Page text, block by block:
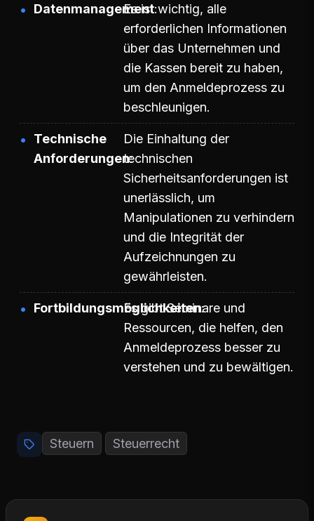
DatenmanagementEs ist wichtig, alle
erforderlichen Informationen
über das Unternehmen und
die Kassen bereit zu haben,
um den Anmeldeprozess zu
beschleunigen.
Technische
Anforderungen
Die Einhaltung der
technischen
Sicherheitsanforderungen ist
unerlässlich, um
Manipulationen zu verhindern
und die Integrität der
Aufzeichnungen zu
gewährleisten.
Fortbildungsmöglichkeiten
Es gibt Seminare und
Ressourcen, die helfen, den
Anmeldeprozess besser zu
verstehen und zu bewältigen.
Steuern Steuerrecht